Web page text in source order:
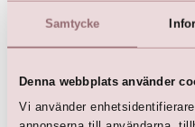
Samtycke
Denna webbplats använder
Vi använder
A-linje underkjol med foder
på ut- och insidan
kr 1 499,00